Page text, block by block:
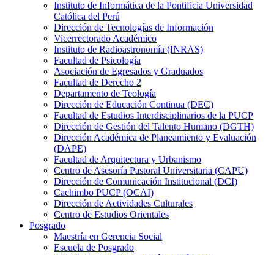
Instituto de Informática de la Pontificia Universidad
Católica del Perú
Dirección de Tecnologías de Información
Vicerrectorado Académico
Instituto de Radioastronomía (INRAS)
Facultad de Psicología
Asociación de Egresados y Graduados
Facultad de Derecho 2
Departamento de Teología
Dirección de Educación Continua (DEC)
Facultad de Estudios Interdisciplinarios de la PUCP
Dirección de Gestión del Talento Humano (DGTH)
Dirección Académica de Planeamiento y Evaluación
(DAPE)
Facultad de Arquitectura y Urbanismo
Centro de Asesoría Pastoral Universitaria (CAPU)
Dirección de Comunicación Institucional (DCI)
Cachimbo PUCP (OCAI)
Dirección de Actividades Culturales
Centro de Estudios Orientales
Posgrado
Maestría en Gerencia Social
Escuela de Posgrado